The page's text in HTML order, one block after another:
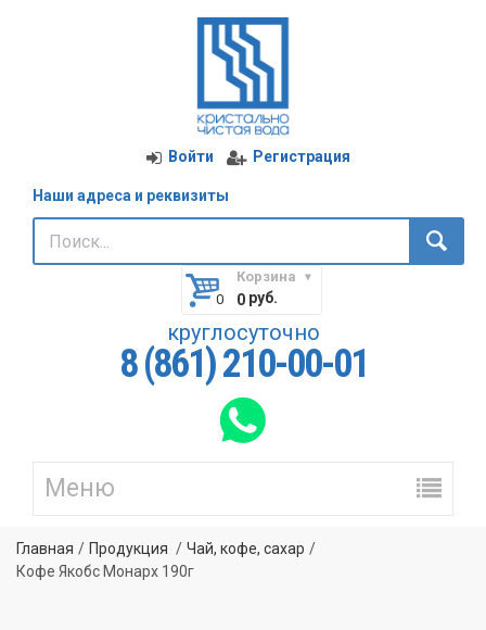
Войти Регистрация
Наши адреса и реквизиты
Корзина
0руб.
круглосуточно
8 (861) 210-00-01
Главная Продукция
Чай, кофе, сахар
Кофе Якобс Монарх 190г